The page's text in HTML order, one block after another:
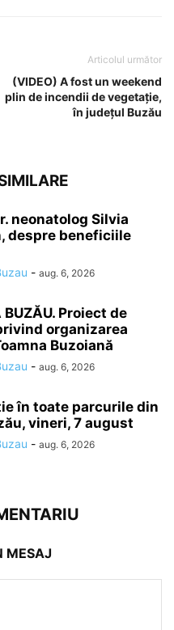
Articolul următor
(VIDEO) A fost un weekend
plin de incendii de vegetație,
în județul Buzău
neonatolog Silvia
despre beneficiile
- aug. 6, 2026
BUZĂU. Proiect de
organizarea
Buzoiană
- aug. 6, 2026
în toate parcurile din
vineri, 7 august
- aug. 6, 2026
MESAJ